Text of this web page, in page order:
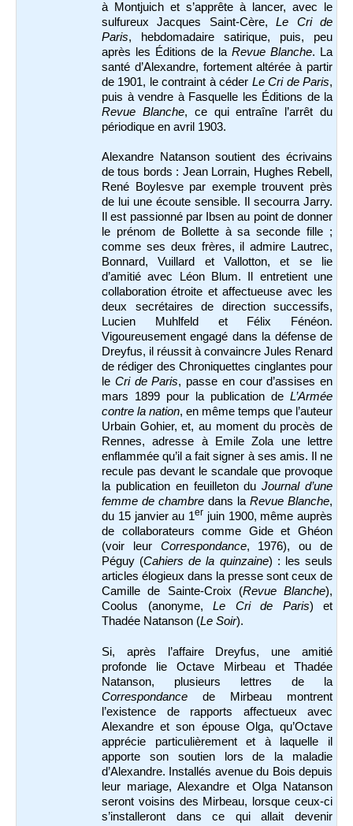
à Montjuich et s’apprête à lancer, avec le
sulfureux Jacques Saint-Cère,Le Cri de
Paris, hebdomadaire satirique, puis, peu
après les Éditions de la Revue Blanche. La
santé d’Alexandre, fortement altérée à partir
de 1901, le contraint à céder Le Cri de Paris,
puis à vendre à Fasquelle les Éditions de la
Revue Blanche, ce qui entraîne l’arrêt du
périodique en avril 1903.
Alexandre Natanson soutient des écrivains
de tous bords : Jean Lorrain, Hughes Rebell,
René Boylesve par exemple trouvent près
de lui une écoute sensible. Il secourra Jarry.
Il est passionné par Ibsen au point de donner
le prénom de Bollette à sa seconde fille ;
comme ses deux frères, il admire Lautrec,
Bonnard, Vuillard et Vallotton, et se lie
d’amitié avec Léon Blum. Il entretient une
collaboration étroite et affectueuse avec les
deux secrétaires de direction successifs,
Lucien Muhlfeld et Félix Fénéon.
Vigoureusement engagé dans la défense de
Dreyfus, il réussit à convaincre Jules Renard
de rédiger des Chroniquettes cinglantes pour
le Cri de Paris, passe en cour d’assises en
mars 1899 pour la publication de L’Armée
contre la nation, en même temps que l’auteur
Urbain Gohier, et, au moment du procès de
Rennes, adresse à Emile Zola une lettre
enflammée qu’il a fait signer à ses amis. Il ne
recule pas devant le scandale que provoque
la publication en feuilleton duJournal d’une
femme de chambre dans la Revue Blanche,
du 15 janvier au 1er juin 1900, même auprès
de collaborateurs comme Gide et Ghéon
(voir leur Correspondance, 1976), ou de
Péguy (Cahiers de la quinzaine) : les seuls
articles élogieux dans la presse sont ceux de
Camille de Sainte-Croix (Revue Blanche),
Coolus (anonyme, Le Cri de Paris) et
Thadée Natanson (Le Soir).
Si, après l’affaire Dreyfus, une amitié
profonde lie Octave Mirbeau et Thadée
Natanson, plusieurs lettres de la
Correspondance de Mirbeau montrent
l’existence de rapports affectueux avec
Alexandre et son épouse Olga, qu’Octave
apprécie particulièrement et à laquelle il
apporte son soutien lors de la maladie
d’Alexandre. Installés avenue du Bois depuis
leur mariage, Alexandre et Olga Natanson
seront voisins des Mirbeau, lorsque ceux-ci
s’installeront dans ce qui allait devenir